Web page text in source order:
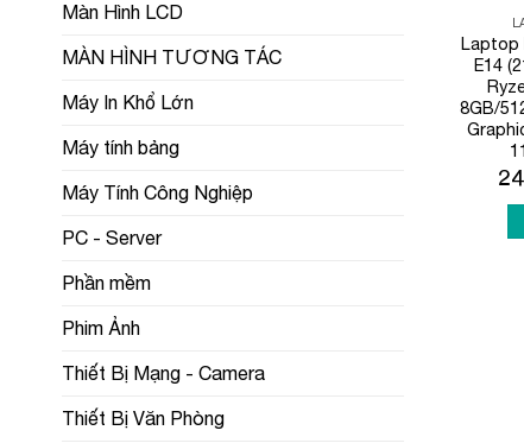
Màn Hình LCD
MÀN HÌNH TƯƠNG TÁC
Máy In Khổ Lớn
Máy tính bảng
Máy Tính Công Nghiệp
PC - Server
Phần mềm
Phim Ảnh
Thiết Bị Mạng - Camera
Thiết Bị Văn Phòng
Laptop
E14
8GB/